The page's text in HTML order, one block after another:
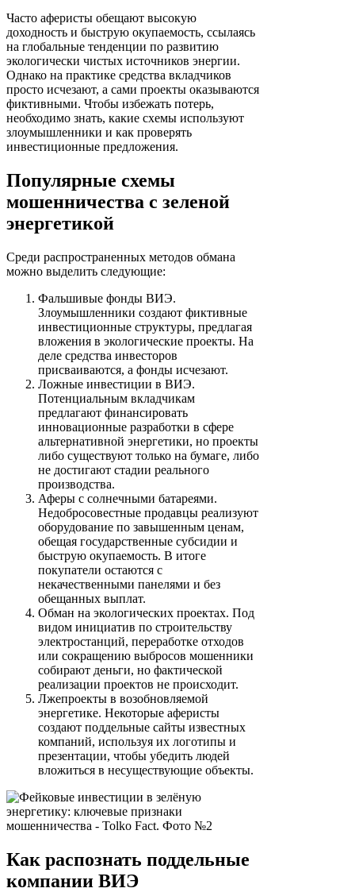
Часто аферисты обещают высокую
доходность и быструю окупаемость, ссылаясь
на глобальные тенденции по развитию
экологически чистых источников энергии.
Однако на практике средства вкладчиков
просто исчезают, а сами проекты оказываются
фиктивными. Чтобы избежать потерь,
необходимо знать, какие схемы используют
злоумышленники и как проверять
инвестиционные предложения.
Популярные схемы
мошенничества с зеленой
энергетикой
Среди распространенных методов обмана
можно выделить следующие:
Фальшивые фонды ВИЭ.
Злоумышленники создают фиктивные
инвестиционные структуры, предлагая
вложения в экологические проекты. На
деле средства инвесторов
присваиваются, а фонды исчезают.
Ложные инвестиции в ВИЭ.
Потенциальным вкладчикам
предлагают финансировать
инновационные разработки в сфере
альтернативной энергетики, но проекты
либо существуют только на бумаге, либо
не достигают стадии реального
производства.
Аферы с солнечными батареями.
Недобросовестные продавцы реализуют
оборудование по завышенным ценам,
обещая государственные субсидии и
быструю окупаемость. В итоге
покупатели остаются с
некачественными панелями и без
обещанных выплат.
Обман на экологических проектах. Под
видом инициатив по строительству
электростанций, переработке отходов
или сокращению выбросов мошенники
собирают деньги, но фактической
реализации проектов не происходит.
Лжепроекты в возобновляемой
энергетике. Некоторые аферисты
создают поддельные сайты известных
компаний, используя их логотипы и
презентации, чтобы убедить людей
вложиться в несуществующие объекты.
Как распознать поддельные
компании ВИЭ